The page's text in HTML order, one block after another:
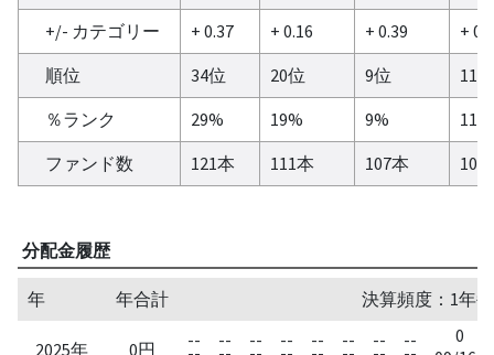
+/- カテゴリー
+ 0.37 + 0.16 + 0.39
+
順位
34位 20位 9位
11位
％ランク
29% 19% 9%
11%
ファンド数
121本 111本 107本 100
分配金履歴
年 年合計 決算頻度：1年
2025年 0円 -- -- -- -- -- -- -- --
0